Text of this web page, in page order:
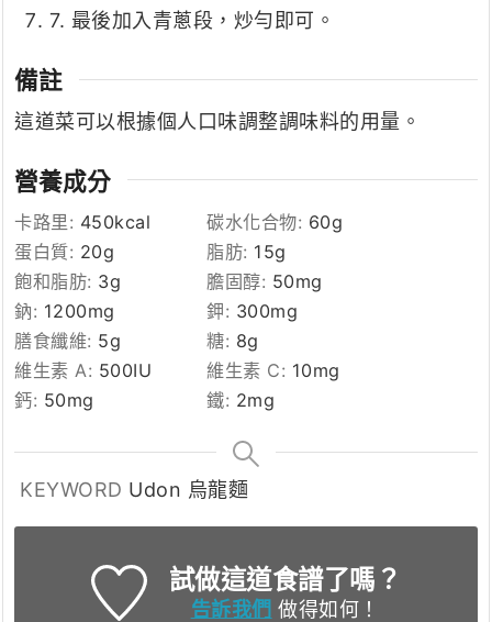
7. 最後加入青蔥段，炒勻即可。
備註
這道菜可以根據個人口味調整調味料的用量。
營養成分
卡路里: 450kcal 碳水化合物: 60g
蛋白質: 20g 脂肪: 15g
飽和脂肪: 3g 膽固醇: 50mg
鈉: 1200mg 鉀: 300mg
膳食纖維: 5g 糖: 8g
維生素 A: 500IU 維生素 C: 10mg
鈣: 50mg 鐵: 2mg
KEYWORD Udon 烏龍麵
試做這道食譜了嗎？
告訴我們 做得如何！